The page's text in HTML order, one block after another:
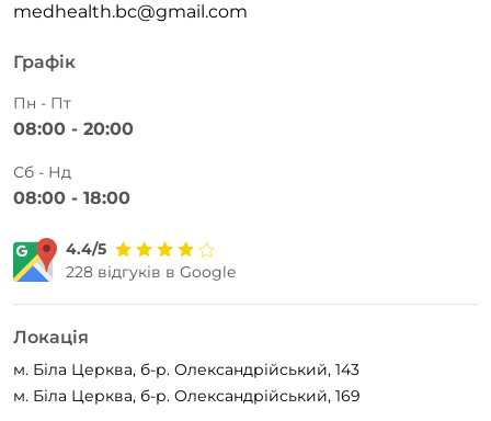
medhealth.bc@gmail.com
Графік
Пн - Пт
08:00 - 20:00
Сб - Нд
08:00 - 18:00
4.4/5
228 відгуків в Google
Локація
м. Біла Церква, б-р. Олександрійський, 143
м. Біла Церква, б-р. Олександрійський, 169